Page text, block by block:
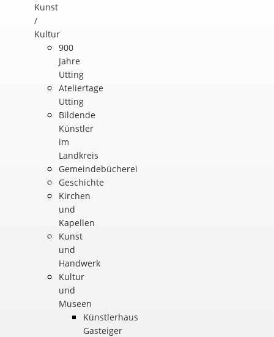
Kunst
/
Kultur
900
Jahre
Utting
Ateliertage
Utting
Bildende
Künstler
im
Landkreis
Gemeindebücherei
Geschichte
Kirchen
und
Kapellen
Kunst
und
Handwerk
Kultur
und
Museen
Künstlerhaus
Gasteiger